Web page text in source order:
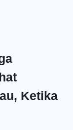
Ketika